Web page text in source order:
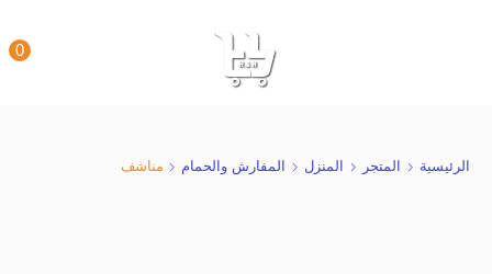
0
الرئيسية المتجر المنزل المفارش والحمام مناشف